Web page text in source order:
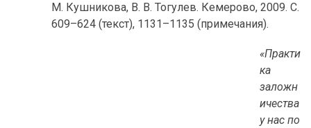
М. Кушникова, В. В. Тогулев. Кемерово, 2009. С.
609–624 (текст), 1131–1135 (примечания).
«Практи
ка
заложн
ичества
у нас по